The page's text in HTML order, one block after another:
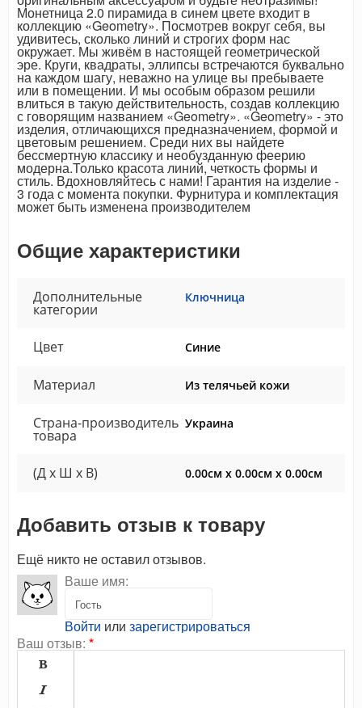
Монетница 2.0 пирамида в синем цвете входит в
коллекцию «Geometry». Посмотрев вокруг себя, вы
удивитесь, сколько линий и строгих форм нас
окружает. Мы живём в настоящей геометрической
эре. Круги, квадраты, эллипсы встречаются буквально
на каждом шагу, неважно на улице вы пребываете
или в помещении. И мы особым образом решили
влиться в такую действительность, создав коллекцию
с говорящим названием «Geometry». «Geometry» - это
изделия, отличающихся предназначением, формой и
цветовым решением. Среди них вы найдете
бессмертную классику и необузданную феерию
модерна.Только красота линий, четкость формы и
стиль. Вдохновляйтесь с нами! Гарантия на изделие -
3 года с момента покупки. Фурнитура и комплектация
может быть изменена производителем
Общие характеристики
Дополнительные
категории
Ключница
Цвет Синие
Материал Из телячьей кожи
Страна-производитель
товара
Украина
(Д x Ш x В) 0.00см x 0.00см x 0.00см
Добавить отзыв к товару
Ещё никто не оставил отзывов.
Ваше имя:
Войти или зарегистрироваться
Ваш отзыв: *

